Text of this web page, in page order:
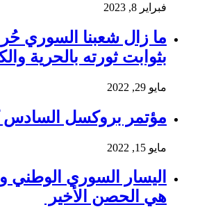
فبراير 8, 2023
ما زال شعبنا السوري
بثوابت ثورته بالحرية
مايو 29, 2022
مؤتمر بروكسل السادس
مايو 15, 2022
اليسار السوري الوطني
هي الحصن الأخير